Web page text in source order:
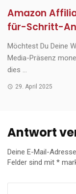
Amazon
für-Schritt-
Möchtest Du Deine
Media-Präsenz
dies ...
29. April 2025
Antwort
Deine E-Mail-
Felder sind mit *